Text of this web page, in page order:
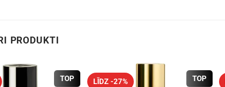
PRODUKTI
TOP TOP
LĪDZ -27%